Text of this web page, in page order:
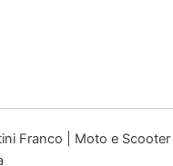
Franco | Moto e Scooter